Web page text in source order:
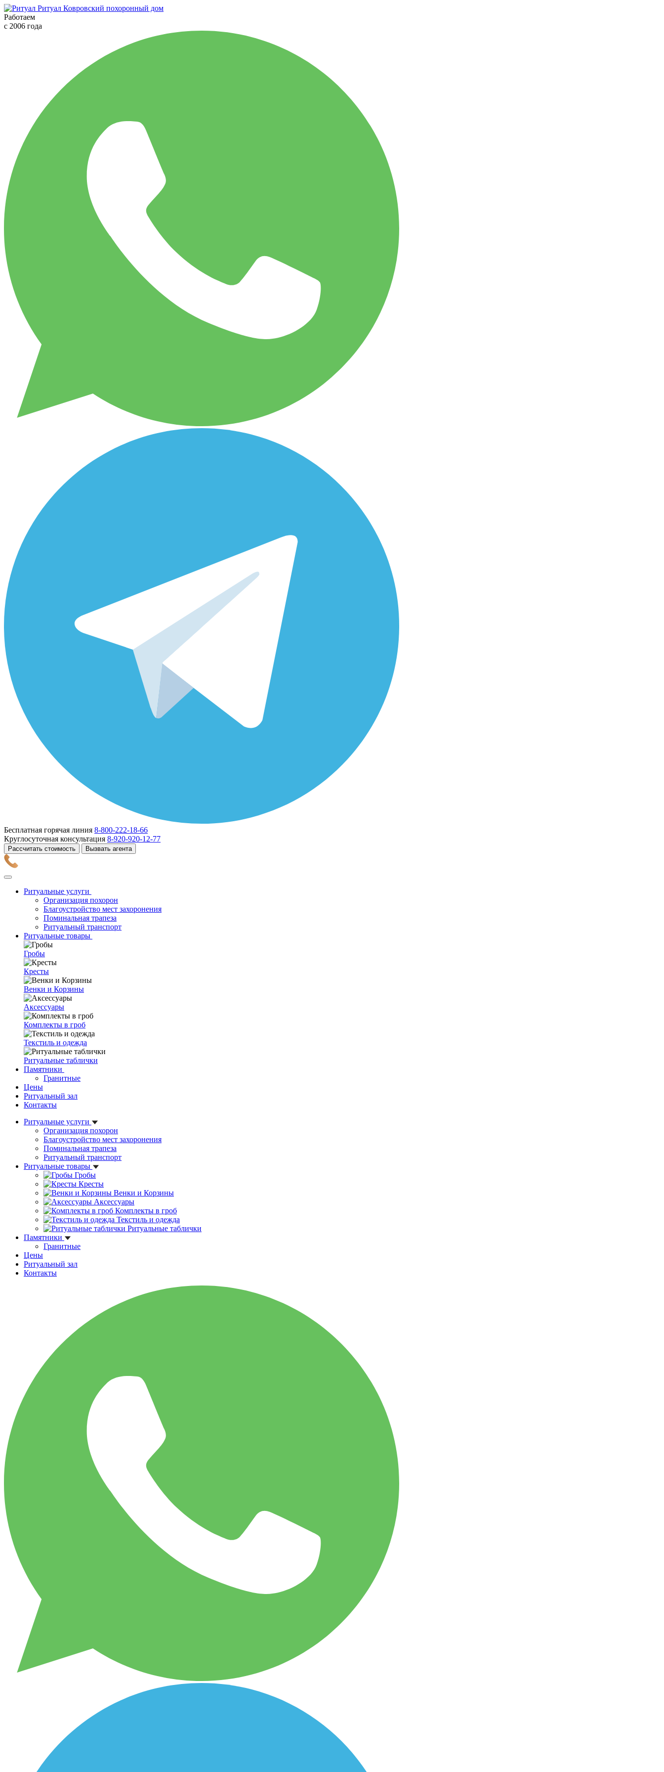
Ритуал Ковровский похоронный дом
Работаем
с 2006 года
Бесплатная горячая линия 8-800-222-18-66
Круглосуточная консультация 8-920-920-12-77
Рассчитать стоимость Вызвать агента
Ритуальные услуги
Организация похорон
Благоустройство мест захоронения
Поминальная трапеза
Ритуальный транспорт
Ритуальные товары
Гробы
Кресты
Венки и Корзины
Аксессуары
Комплекты в гроб
Текстиль и одежда
Ритуальные таблички
Памятники
Гранитные
Цены
Ритуальный зал
Контакты
Ритуальные услуги
Организация похорон
Благоустройство мест захоронения
Поминальная трапеза
Ритуальный транспорт
Ритуальные товары
Гробы
Кресты
Венки и Корзины
Аксессуары
Комплекты в гроб
Текстиль и одежда
Ритуальные таблички
Памятники
Гранитные
Цены
Ритуальный зал
Контакты